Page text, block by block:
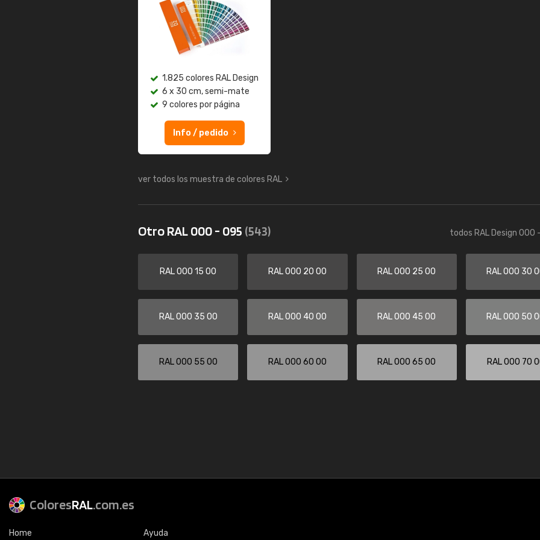
1.825 colores RAL Design
6 x 30 cm, semi-mate
9 colores por página
Info / pedido
ver todos los muestra de colores RAL
Otro RAL 000 - 095 (543) todos RAL Design 000
RAL 000 15 00 RAL 000 20 00 RAL 000 25 00 RAL 000 30
RAL 000 35 00 RAL 000 40 00 RAL 000 45 00 RAL 000 50
RAL 000 55 00 RAL 000 60 00 RAL 000 65 00 RAL 000 70
ColoresRAL.com.es
Home Ayuda